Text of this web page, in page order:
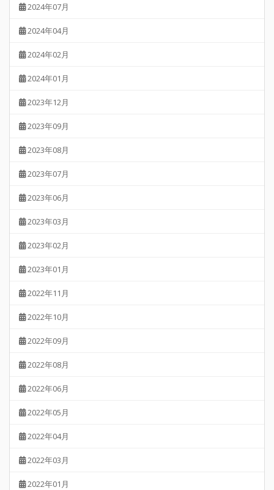
2024年07月
2024年04月
2024年02月
2024年01月
2023年12月
2023年09月
2023年08月
2023年07月
2023年06月
2023年03月
2023年02月
2023年01月
2022年11月
2022年10月
2022年09月
2022年08月
2022年06月
2022年05月
2022年04月
2022年03月
2022年01月